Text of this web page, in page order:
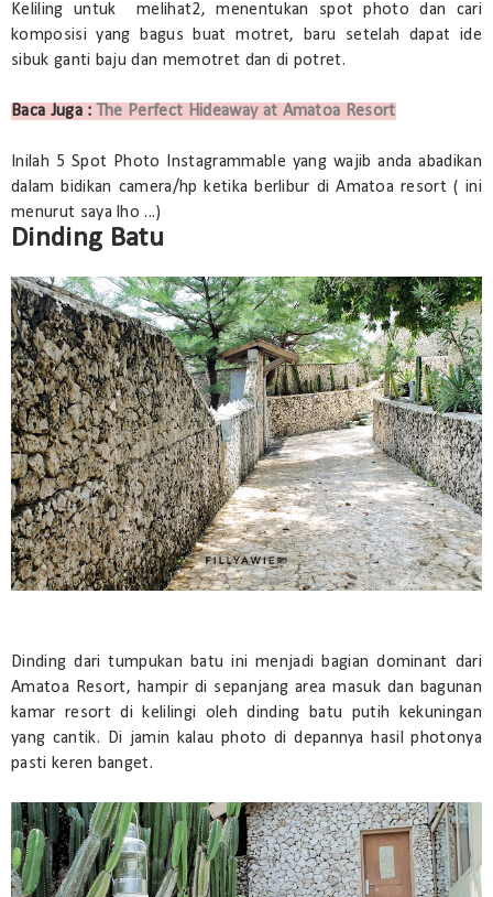
Keliling untuk melihat2, menentukan spot photo dan cari
komposisi yang bagus buat motret, baru setelah dapat ide
sibuk ganti baju dan memotret dan di potret.
Baca Juga : The Perfect Hideaway at Amatoa Resort
Inilah 5 Spot Photo Instagrammable yang wajib anda abadikan
dalam bidikan camera/hp ketika berlibur di Amatoa resort ( ini
menurut saya lho ...)
Dinding Batu
Dinding dari tumpukan batu ini menjadi bagian dominant dari
Amatoa Resort, hampir di sepanjang area masuk dan bagunan
kamar resort di kelilingi oleh dinding batu putih kekuningan
yang cantik. Di jamin kalau photo di depannya hasil photonya
pasti keren banget.